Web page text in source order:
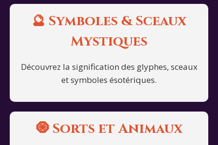
🔮 Symboles & Sceaux
Mystiques
Découvrez la signification des glyphes, sceaux
et symboles ésotériques.
🧿 Sorts et Animaux